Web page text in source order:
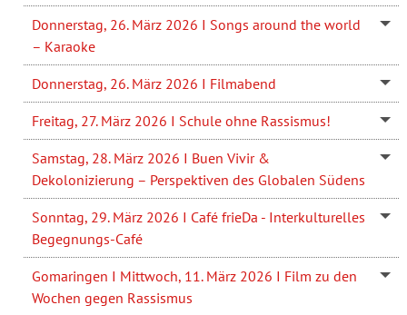
Donnerstag, 26. März 2026 I Songs around the world
– Karaoke
Donnerstag, 26. März 2026 I Filmabend
Freitag, 27. März 2026 I Schule ohne Rassismus!
Samstag, 28. März 2026 I Buen Vivir &
Dekolonizierung – Perspektiven des Globalen Südens
Sonntag, 29. März 2026 I Café frieDa - Interkulturelles
Begegnungs-Café
Gomaringen I Mittwoch, 11. März 2026 I Film zu den
Wochen gegen Rassismus